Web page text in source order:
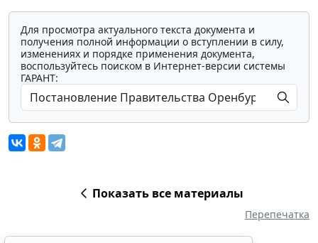
Для просмотра актуального текста документа и
получения полной информации о вступлении в силу,
изменениях и порядке применения документа,
воспользуйтесь поиском в Интернет-версии системы
ГАРАНТ:
Показать все материалы
Перепечатка